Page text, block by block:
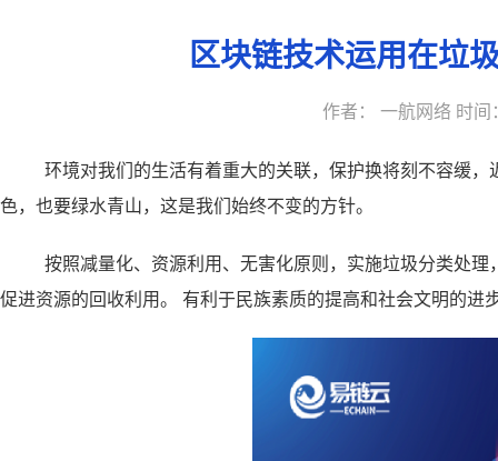
区块链技术运用在垃
作者： 一航网络 时
环境对我们的生活有着重大的关联，保护换将刻不容缓
色，也要绿水青山，这是我们始终不变的方针。
按照减量化、资源利用、无害化原则，实施垃圾分类处
促进资源的回收利用。 有利于民族素质的提高和社会文明的进